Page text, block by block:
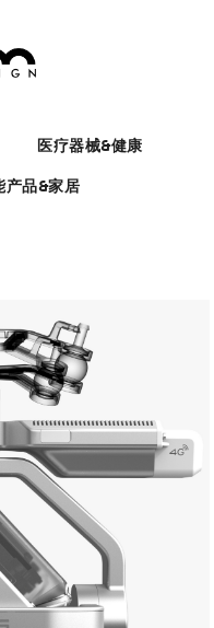
医疗器械&健康
产品&家居